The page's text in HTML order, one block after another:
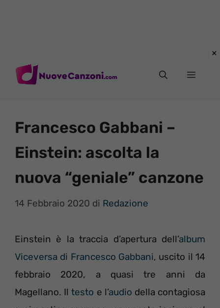
Menu
Francesco Gabbani –
Einstein: ascolta la
nuova “geniale” canzone
14 Febbraio 2020 di Redazione
Einstein è la traccia d’apertura dell’album
Viceversa di Francesco Gabbani, uscito il 14
febbraio 2020, a quasi tre anni da
Magellano. Iltesto e l’audio della contagiosa